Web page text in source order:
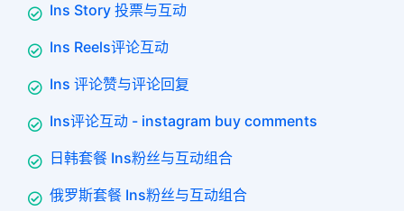
Ins Story 投票与互动
Ins Reels评论互动
Ins 评论赞与评论回复
Ins评论互动 - instagram buy comments
日韩套餐 Ins粉丝与互动组合
俄罗斯套餐 Ins粉丝与互动组合